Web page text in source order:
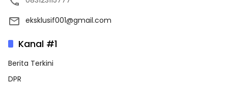
eksklusif001@gmail.com
Kanal #1
Berita Terkini
DPR